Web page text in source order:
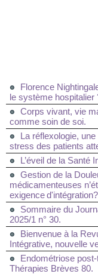
Florence
le système hospitalier
Corps vivant, vie
comme soin de soi.
La réflexologie,
stress des patients
L’éveil de la Santé
Gestion de la
médicamenteuses
exigence d'intégration?
Sommaire du
2025/1 n° 30.
Bienvenue à la
Intégrative, nouvelle
Endométriose
Thérapies Brèves 80.